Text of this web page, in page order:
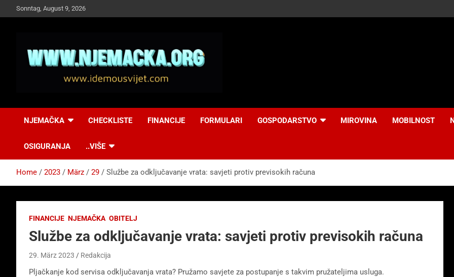
to
Sonntag, August 9, 2026
Idemo u Svijet-
NJEMAČKA CHECKLISTE FINANCIJE FORMULARI GOSPODARSTVO MIROVINA MOBILNOST
OSIGURANJA ..VIŠE
Home 2023 März 29 Službe za odključavanje vrata: savjeti protiv previsokih računa
FINANCIJE NJEMAČKA OBITELJ
Službe za odključavanje vrata: savjeti protiv previsokih računa
29. März 2023 Redakcija
Pljačkanje kod servisa odključavanja vrata? Pružamo savjete za postupanje s takvim pružateljima usluga.